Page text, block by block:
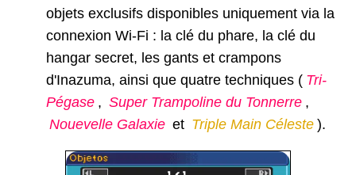
objets exclusifs disponibles uniquement via la
connexion Wi-Fi : la clé du phare, la clé du
hangar secret, les gants et crampons
d'Inazuma, ainsi que quatre techniques ( Tri-
Pégase , Super Trampoline du Tonnerre ,
Nouevelle Galaxie et Triple Main Céleste ).